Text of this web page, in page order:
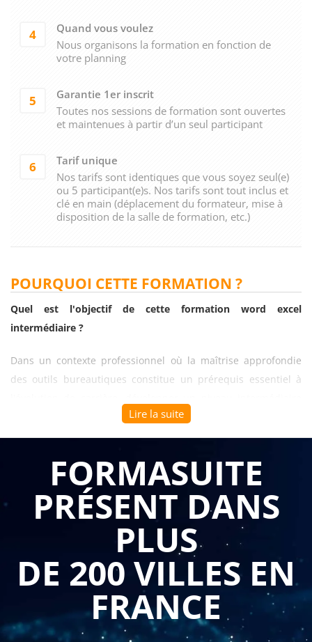
4
Quand vous voulez
Nous organisons la formation en fonction de
votre planning
5
Garantie 1er inscrit
Toutes nos sessions de formation sont ouvertes
et maintenues à partir d’un seul participant
6
Tarif unique
Nos tarifs sont identiques que vous soyez seul(e)
ou 5 participant(e)s. Nos tarifs sont tout inclus et
clé en main (déplacement du formateur, mise à
disposition de la salle de formation, etc.)
POURQUOI CETTE FORMATION ?
Quel est l'objectif de cette formation word excel
intermédiaire ?
Dans un contexte professionnel où la maîtrise approfondie
des outils bureautiques constitue un prérequis essentiel à
sur Word et Excel devient indispensable pour gagner en
autonomie et en efficacité opérationnelle. Cetteformation
acquis les fondamentaux et souhaitant consolider leurs
compétences pour créer des documents professionnels
sophistiqués et gérer des données complexes avec une
méthodologie structurée et des techniques avancées.
L'apprentissage permet de créer des calculs complexes basés
sur des tests logiques en exploitant les fonctions
intermédiaires d'Excel : maîtrise des fonctions SI avec
conditions multiples, ET, OU, NB.SI, SOMME.SI, RECHERCHEV
et formules conditionnelles qui automatisent les analyses et
Lire la suite
FORMASUITE
PRÉSENT DANS
PLUS
DE 200 VILLES EN
FRANCE